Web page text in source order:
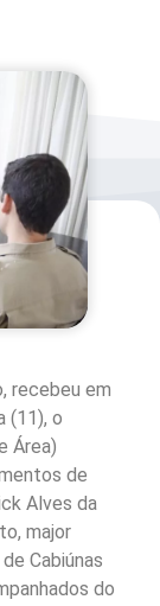
recebeu em
(11), o
Área)
de
Alves da
major
Cabiúnas
do